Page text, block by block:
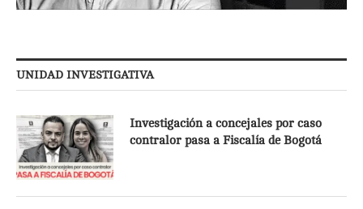
UNIDAD INVESTIGATIVA
Investigación a concejales por caso
contralor pasa a Fiscalía de Bogotá